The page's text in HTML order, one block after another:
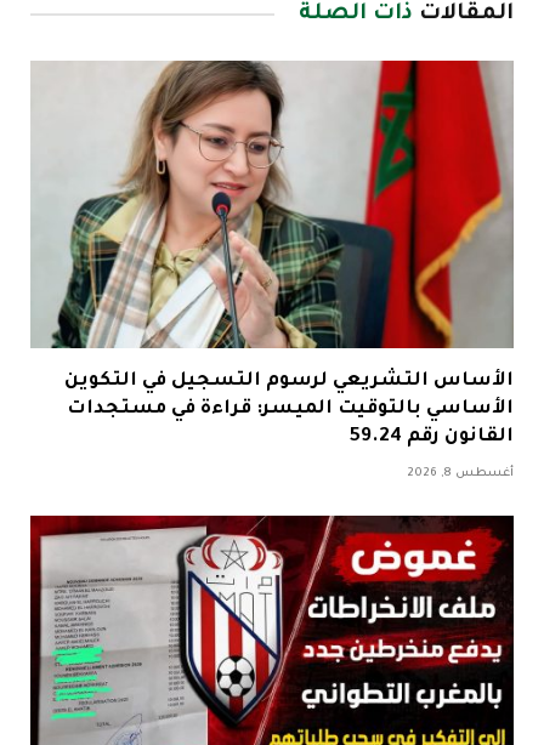
المقالات ذات الصلة
الأساس التشريعي لرسوم التسجيل في التكوين
الأساسي بالتوقيت الميسر: قراءة في مستجدات
القانون رقم 59.24
أغسطس 8, 2026